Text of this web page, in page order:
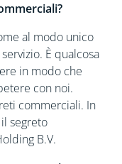
al modo unico
È qualcosa
in modo che
con noi.
commerciali. In
segreto
B.V.